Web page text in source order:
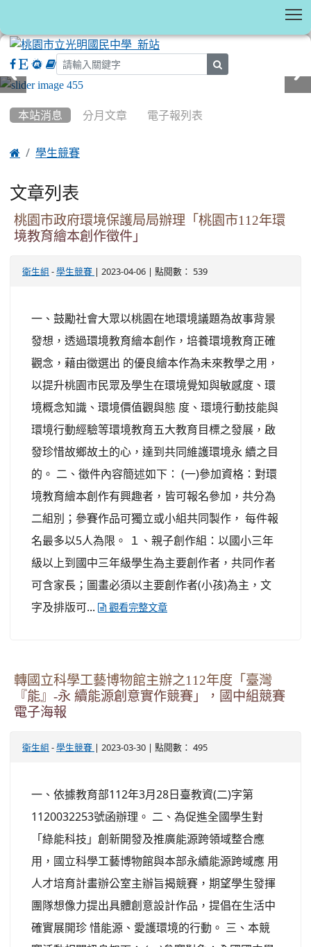
本站消息 分月文章 電子報列表
 學生競賽
文章列表
桃園市政府環境保護局局辦理「桃園市112年環
境教育繪本創作徵件」
衛生組 - 學生競賽 | 2023-04-06 | 點閱數： 539
一、鼓勵社會大眾以桃園在地環境議題為故事背景
發想，透過環境教育繪本創作，培養環境教育正確
觀念，藉由徵選出 的優良繪本作為未來教學之用，
以提升桃園市民眾及學生在環境覺知與敏感度、環
境概念知識、環境價值觀與態 度、環境行動技能與
環境行動經驗等環境教育五大教育目標之發展，啟
發珍惜故鄉故土的心，達到共同維護環境永 續之目
的。 二、徵件內容簡述如下： (一)參加資格：對環
境教育繪本創作有興趣者，皆可報名參加，共分為
二組別；參賽作品可獨立或小組共同製作， 每件報
名最多以5人為限。 １、親子創作組：以國小三年
級以上到國中三年級學生為主要創作者，共同作者
可含家長；圖畫必須以主要創作者(小孩)為主，文
字及排版可...
觀看完整文章
轉國立科學工藝博物館主辦之112年度「臺灣
『能』-永 續能源創意實作競賽」，國中組競賽
電子海報
衛生組 - 學生競賽 | 2023-03-30 | 點閱數： 495
一、依據教育部112年3月28日臺教資(二)字第
1120032253號函辦理。 二、為促進全國學生對
「綠能科技」創新開發及推廣能源跨領域整合應
用，國立科學工藝博物館與本部永續能源跨域應 用
人才培育計畫辦公室主辦旨揭競賽，期望學生發揮
團隊想像力提出具體創意設計作品，提倡在生活中
確實展開珍 惜能源、愛護環境的行動。 三、本競